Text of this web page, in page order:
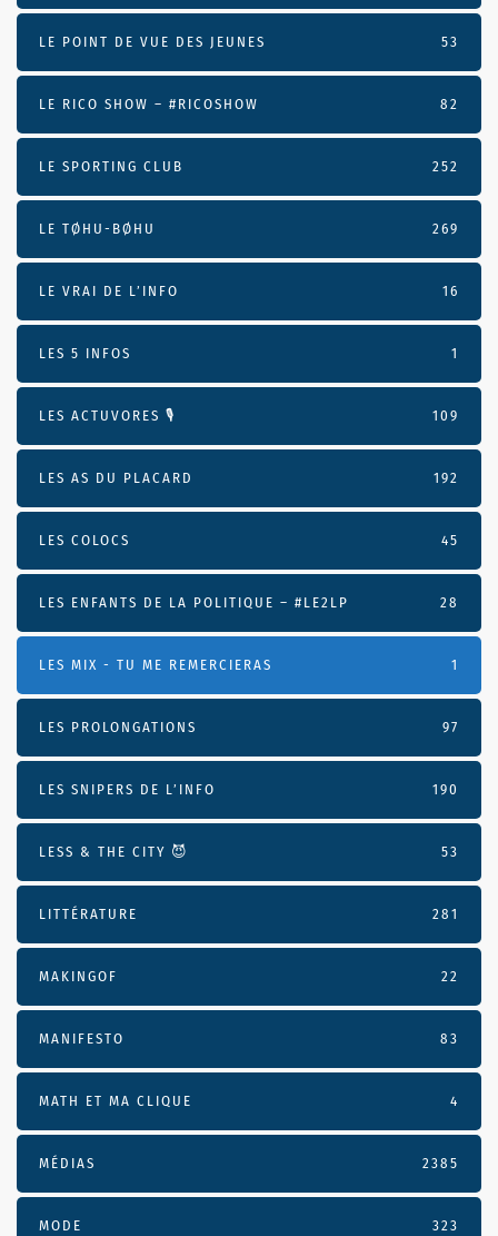
LE POINT DE VUE DES JEUNES 53
LE RICO SHOW – #RICOSHOW 82
LE SPORTING CLUB 252
LE TØHU-BØHU 269
LE VRAI DE L’INFO 16
LES 5 INFOS 1
LES ACTUVORES 🎙 109
LES AS DU PLACARD 192
LES COLOCS 45
LES ENFANTS DE LA POLITIQUE – #LE2LP 28
LES MIX - TU ME REMERCIERAS 1
LES PROLONGATIONS 97
LES SNIPERS DE L’INFO 190
LESS & THE CITY 😈 53
LITTÉRATURE 281
MAKINGOF 22
MANIFESTO 83
MATH ET MA CLIQUE 4
MÉDIAS 2385
MODE 323